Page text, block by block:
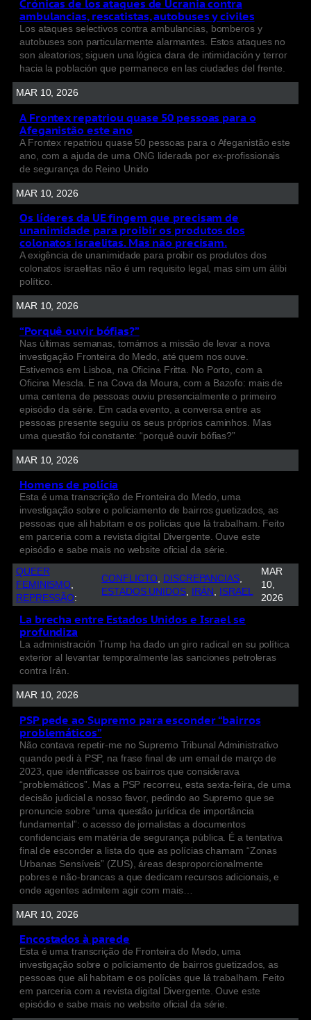
Crónicas de los ataques de Ucrania contra
ambulancias, rescatistas, autobuses y civiles
Los ataques selectivos contra ambulancias, bomberos y
autobuses son particularmente alarmantes. Estos ataques no
son aleatorios; siguen una lógica clara de intimidación y terror
hacia la población que permanece en las ciudades del frente.
MAR 10, 2026
A Frontex repatriou quase 50 pessoas para o
Afeganistão este ano
A Frontex repatriou quase 50 pessoas para o Afeganistão este
ano, com a ajuda de uma ONG liderada por ex-profissionais
de segurança do Reino Unido
MAR 10, 2026
Os líderes da UE fingem que precisam de
unanimidade para proibir os produtos dos
colonatos israelitas. Mas não precisam.
A exigência de unanimidade para proibir os produtos dos
colonatos israelitas não é um requisito legal, mas sim um álibi
político.
MAR 10, 2026
“Porquê ouvir bófias?”
Nas últimas semanas, tomámos a missão de levar a nova
investigação Fronteira do Medo, até quem nos ouve.
Estivemos em Lisboa, na Oficina Fritta. No Porto, com a
Oficina Mescla. E na Cova da Moura, com a Bazofo: mais de
uma centena de pessoas ouviu presencialmente o primeiro
episódio da série. Em cada evento, a conversa entre as
pessoas presente seguiu os seus próprios caminhos. Mas
uma questão foi constante: “porquê ouvir bófias?”
MAR 10, 2026
Homens de polícia
Esta é uma transcrição de Fronteira do Medo, uma
investigação sobre o policiamento de bairros guetizados, as
pessoas que ali habitam e os polícias que lá trabalham. Feito
em parceria com a revista digital Divergente. Ouve este
episódio e sabe mais no website oficial da série.
QUEER
FEMINISMO
REPRESSÃO:
CONFLICTO DISCREPANCIAS
ESTADOS UNIDOS, IRÁN ISRAEL
MAR
10,
2026
La brecha entre Estados Unidos e Israel se
profundiza
La administración Trump ha dado un giro radical en su política
exterior al levantar temporalmente las sanciones petroleras
contra Irán.
MAR 10, 2026
PSP pede ao Supremo para esconder “bairros
problemáticos”
Não contava repetir-me no Supremo Tribunal Administrativo
quando pedi à PSP, na frase final de um email de março de
2023, que identificasse os bairros que considerava
“problemáticos”. Mas a PSP recorreu, esta sexta-feira, de uma
decisão judicial a nosso favor, pedindo ao Supremo que se
pronuncie sobre “uma questão jurídica de importância
fundamental”: o acesso de jornalistas a documentos
confidenciais em matéria de segurança pública. É a tentativa
final de esconder a lista do que as polícias chamam “Zonas
Urbanas Sensíveis” (ZUS), áreas desproporcionalmente
pobres e não-brancas a que dedicam recursos adicionais, e
onde agentes admitem agir com mais…
MAR 10, 2026
Encostados à parede
Esta é uma transcrição de Fronteira do Medo, uma
investigação sobre o policiamento de bairros guetizados, as
pessoas que ali habitam e os polícias que lá trabalham. Feito
em parceria com a revista digital Divergente. Ouve este
episódio e sabe mais no website oficial da série.